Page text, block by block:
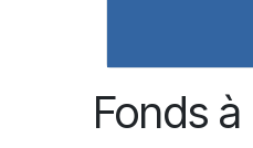
Fonds